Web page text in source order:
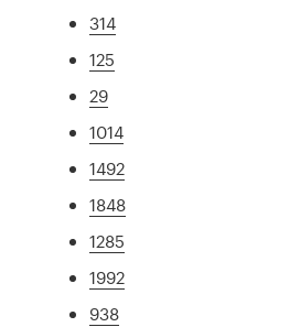
314
125
29
1014
1492
1848
1285
1992
938